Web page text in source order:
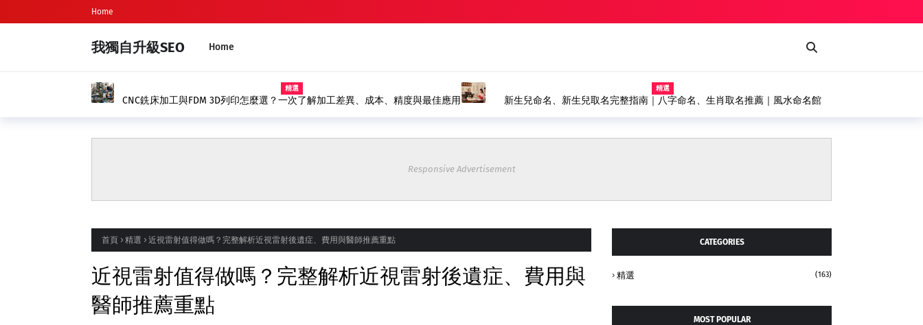
Home
我獨自升級SEO Home
新生兒命名、新生兒取名完整指南｜八字命名、生肖取名推薦｜風水命名館
塗裝設備如何選擇？水幕式噴漆台、輸送機設備完整解析，打造高效率自動化塗
Responsive Advertisement
首頁 精選 近視雷射值得做嗎？完整解析近視雷射後遺症、費用與醫師推薦重點
近視雷射值得做嗎？完整解析近視雷射後遺症、費用與
醫師推薦重點
CATEGORIES
精選 (163)
MOST POPULAR